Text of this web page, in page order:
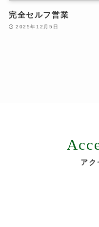
完全セルフ営業
2025年12月5日
アク